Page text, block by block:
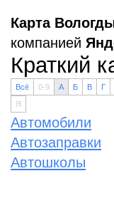
Карта
компанией
Краткий
Всё 0-9 А Б В Г
Я
Автомобили
Автозаправки
Автошколы